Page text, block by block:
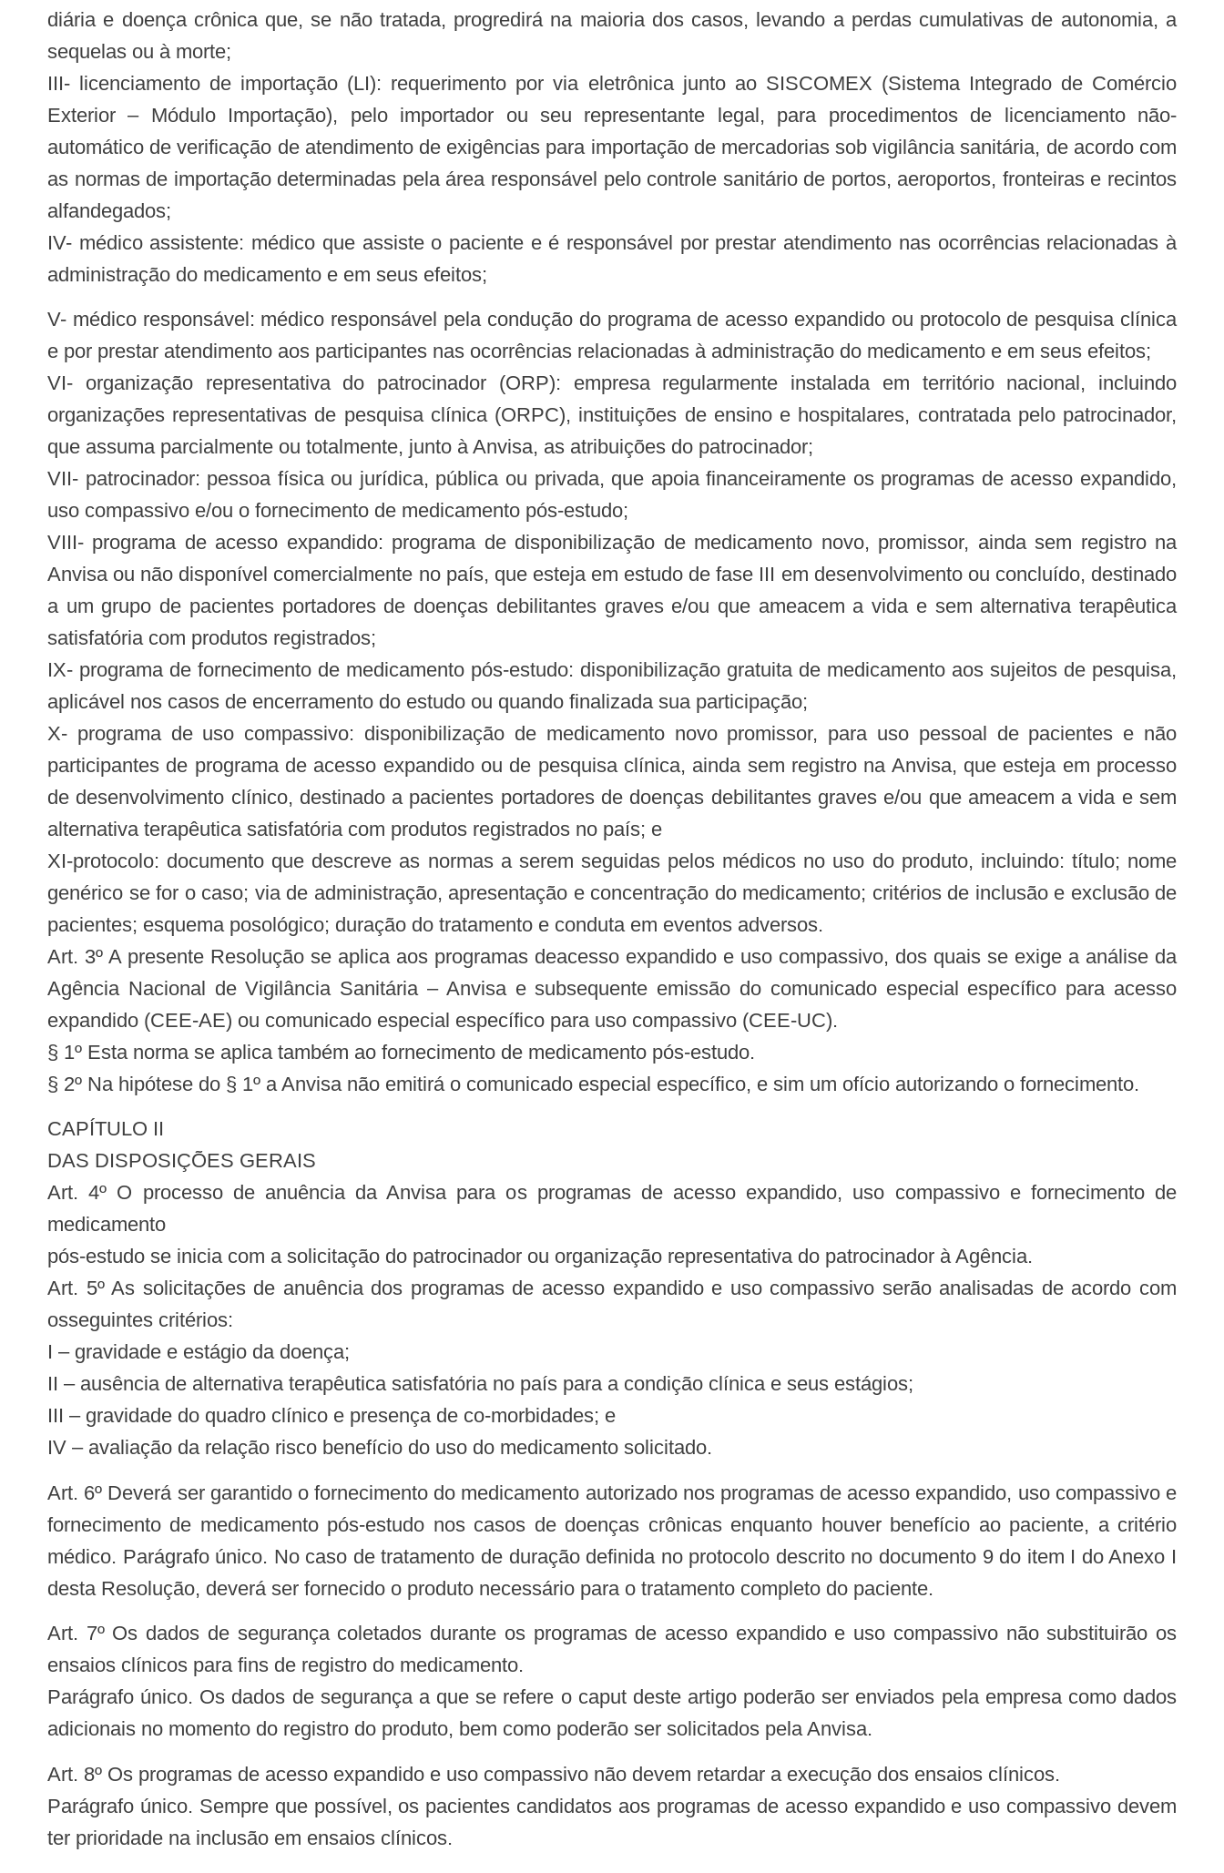
diária e doença crônica que, se não tratada, progredirá na maioria dos casos, levando a perdas cumulativas de autonomia, a
sequelas ou à morte;
III- licenciamento de importação (LI): requerimento por via eletrônica junto ao SISCOMEX (Sistema Integrado de Comércio
Exterior – Módulo Importação), pelo importador ou seu representante legal, para procedimentos de licenciamento não-
automático de verificação de atendimento de exigências para importação de mercadorias sob vigilância sanitária, de acordo com
as normas de importação determinadas pela área responsável pelo controle sanitário de portos, aeroportos, fronteiras e recintos
alfandegados;
IV- médico assistente: médico que assiste o paciente e é responsável por prestar atendimento nas ocorrências relacionadas à
administração do medicamento e em seus efeitos;
V- médico responsável: médico responsável pela condução do programa de acesso expandido ou protocolo de pesquisa clínica
e por prestar atendimento aos participantes nas ocorrências relacionadas à administração do medicamento e em seus efeitos;
VI- organização representativa do patrocinador (ORP): empresa regularmente instalada em território nacional, incluindo
organizações representativas de pesquisa clínica (ORPC), instituições de ensino e hospitalares, contratada pelo patrocinador,
que assuma parcialmente ou totalmente, junto à Anvisa, as atribuições do patrocinador;
VII- patrocinador: pessoa física ou jurídica, pública ou privada, que apoia financeiramente os programas de acesso expandido,
uso compassivo e/ou o fornecimento de medicamento pós-estudo;
VIII- programa de acesso expandido: programa de disponibilização de medicamento novo, promissor, ainda sem registro na
Anvisa ou não disponível comercialmente no país, que esteja em estudo de fase III em desenvolvimento ou concluído, destinado
a um grupo de pacientes portadores de doenças debilitantes graves e/ou que ameacem a vida e sem alternativa terapêutica
satisfatória com produtos registrados;
IX- programa de fornecimento de medicamento pós-estudo: disponibilização gratuita de medicamento aos sujeitos de pesquisa,
aplicável nos casos de encerramento do estudo ou quando finalizada sua participação;
X- programa de uso compassivo: disponibilização de medicamento novo promissor, para uso pessoal de pacientes e não
participantes de programa de acesso expandido ou de pesquisa clínica, ainda sem registro na Anvisa, que esteja em processo
de desenvolvimento clínico, destinado a pacientes portadores de doenças debilitantes graves e/ou que ameacem a vida e sem
alternativa terapêutica satisfatória com produtos registrados no país; e
XI-protocolo: documento que descreve as normas a serem seguidas pelos médicos no uso do produto, incluindo: título; nome
genérico se for o caso; via de administração, apresentação e concentração do medicamento; critérios de inclusão e exclusão de
pacientes; esquema posológico; duração do tratamento e conduta em eventos adversos.
Art. 3º A presente Resolução se aplica aos programas deacesso expandido e uso compassivo, dos quais se exige a análise da
Agência Nacional de Vigilância Sanitária – Anvisa e subsequente emissão do comunicado especial específico para acesso
expandido (CEE-AE) ou comunicado especial específico para uso compassivo (CEE-UC).
§ 1º Esta norma se aplica também ao fornecimento de medicamento pós-estudo.
§ 2º Na hipótese do § 1º a Anvisa não emitirá o comunicado especial específico, e sim um ofício autorizando o fornecimento.
CAPÍTULO II
DAS DISPOSIÇÕES GERAIS
Art. 4º O processo de anuência da Anvisa para os programas de acesso expandido, uso compassivo e fornecimento de
medicamento
pós-estudo se inicia com a solicitação do patrocinador ou organização representativa do patrocinador à Agência.
Art. 5º As solicitações de anuência dos programas de acesso expandido e uso compassivo serão analisadas de acordo com
osseguintes critérios:
I – gravidade e estágio da doença;
II – ausência de alternativa terapêutica satisfatória no país para a condição clínica e seus estágios;
III – gravidade do quadro clínico e presença de co-morbidades; e
IV – avaliação da relação risco benefício do uso do medicamento solicitado.
Art. 6º Deverá ser garantido o fornecimento do medicamento autorizado nos programas de acesso expandido, uso compassivo e
fornecimento de medicamento pós-estudo nos casos de doenças crônicas enquanto houver benefício ao paciente, a critério
médico. Parágrafo único. No caso de tratamento de duração definida no protocolo descrito no documento 9 do item I do Anexo I
desta Resolução, deverá ser fornecido o produto necessário para o tratamento completo do paciente.
Art. 7º Os dados de segurança coletados durante os programas de acesso expandido e uso compassivo não substituirão os
ensaios clínicos para fins de registro do medicamento.
Parágrafo único. Os dados de segurança a que se refere o caput deste artigo poderão ser enviados pela empresa como dados
adicionais no momento do registro do produto, bem como poderão ser solicitados pela Anvisa.
Art. 8º Os programas de acesso expandido e uso compassivo não devem retardar a execução dos ensaios clínicos.
Parágrafo único. Sempre que possível, os pacientes candidatos aos programas de acesso expandido e uso compassivo devem
ter prioridade na inclusão em ensaios clínicos.